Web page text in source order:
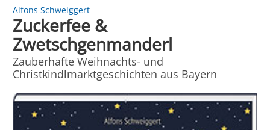
Alfons Schweiggert
Zuckerfee &
Zwetschgenmanderl
Zauberhafte Weihnachts- und
Christkindlmarktgeschichten aus Bayern